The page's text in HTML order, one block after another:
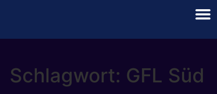
Schlagwort: GFL Süd